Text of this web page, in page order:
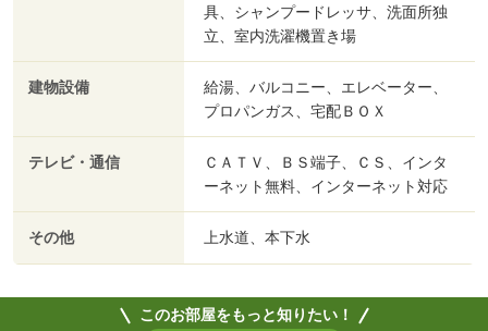
具、シャンプードレッサ、洗面所独
立、室内洗濯機置き場
建物設備
給湯、バルコニー、エレベーター、
プロパンガス、宅配ＢＯＸ
テレビ・通信
ＣＡＴＶ、ＢＳ端子、ＣＳ、インタ
ーネット無料、インターネット対応
その他 上水道、本下水
このお部屋をもっと知りたい！